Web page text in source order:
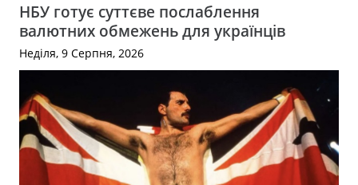
НБУ готує суттєве послаблення
валютних обмежень для українців
Неділя, 9 Серпня, 2026